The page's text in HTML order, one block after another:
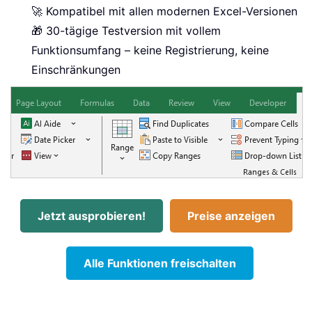
🚀 Kompatibel mit allen modernen Excel-Versionen
🎁 30-tägige Testversion mit vollem
Funktionsumfang – keine Registrierung, keine
Einschränkungen
Jetzt ausprobieren! Preise anzeigen
Alle Funktionen freischalten